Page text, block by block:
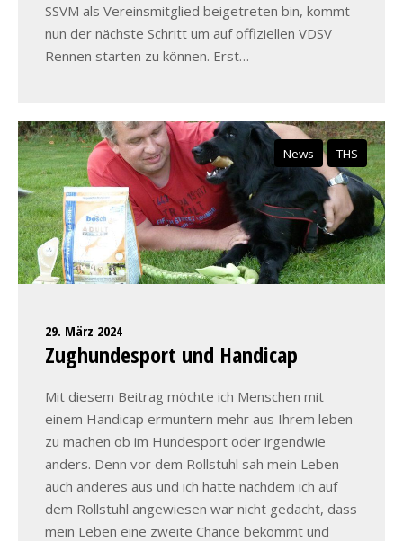
SSVM als Vereinsmitglied beigetreten bin, kommt
nun der nächste Schritt um auf offiziellen VDSV
Rennen starten zu können. Erst…
News THS
29. März 2024
Zughundesport und Handicap
Mit diesem Beitrag möchte ich Menschen mit
einem Handicap ermuntern mehr aus Ihrem leben
zu machen ob im Hundesport oder irgendwie
anders. Denn vor dem Rollstuhl sah mein Leben
auch anderes aus und ich hätte nachdem ich auf
dem Rollstuhl angewiesen war nicht gedacht, dass
mein Leben eine zweite Chance bekommt und